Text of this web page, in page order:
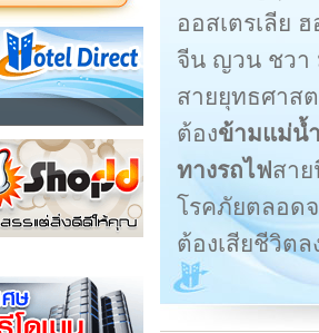
ออสเตรเลีย
จีน ญวน ชวา
สายยุทธศาส
ต้องข้ามแม่น้
ทางรถไฟสา
โรคภัยตลอด
ต้องเสียชีวิตล